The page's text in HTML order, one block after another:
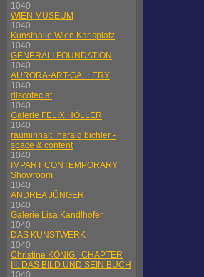
1040
WIEN MUSEUM
1040
Kunsthalle Wien Karlsplatz
1040
GENERALI FOUNDATION
1040
AURORA-ART-GALLERY
1040
discotec.at
1040
Galerie FELIX HÖLLER
1040
rauminhalt_harald bichler -
space & content
1040
IMPART CONTEMPORARY
Showroom
1040
ANDREA JÜNGER
1040
Galerie Lisa Kandlhofer
1040
DAS KUNSTWERK
1040
Christine KÖNIG | CHAPTER
III: DAS BILD UND SEIN BUCH
1040